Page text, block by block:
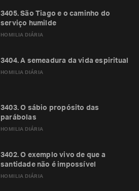
HOMILIA DIÁRIA
3405. São Tiago e o caminho do
serviço humilde
HOMILIA DIÁRIA
3404. A semeadura da vida espiritual
HOMILIA DIÁRIA
3403. O sábio propósito das
parábolas
HOMILIA DIÁRIA
3402. O exemplo vivo de que a
santidade não é impossível